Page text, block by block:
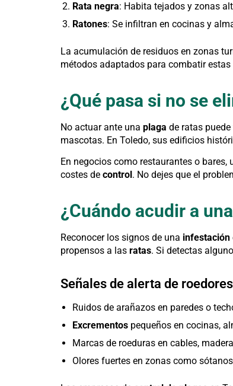
Rata negra: Habita tejados y zonas
Ratones: Se infiltran en cocinas y
La acumulación de residuos en zonas
métodos adaptados para combatir estas
¿Qué pasa si no se
No actuar ante una plaga de ratas
mascotas. En Toledo, sus edificios
En negocios como restaurantes o
costes de control . No dejes que el
¿Cuándo acudir a
Reconocer los signos de una infestación
propensos a las ratas. Si detectas
Señales de alerta de roedores
Ruidos de arañazos en paredes o
Excrementos pequeños en cocinas,
Marcas de roeduras en cables,
Olores fuertes en zonas como